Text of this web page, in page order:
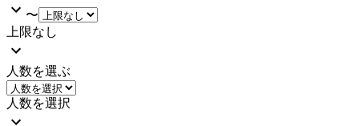
〜
上限なし
人数を選ぶ
人数を選択